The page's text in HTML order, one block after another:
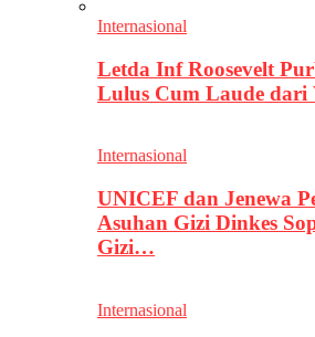
Internasional
Letda Inf Roosevelt
Lulus Cum Laude dari
Internasional
UNICEF dan Jenewa
Asuhan Gizi Dinkes
Gizi…
Internasional